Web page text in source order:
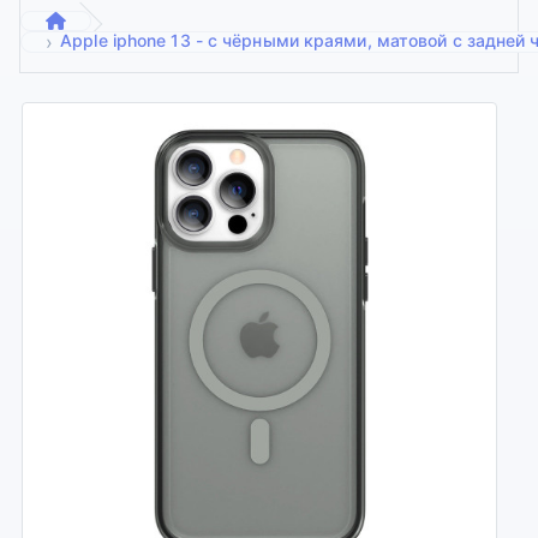
Apple iphone 13 - с чёрными краями, матовой с задней